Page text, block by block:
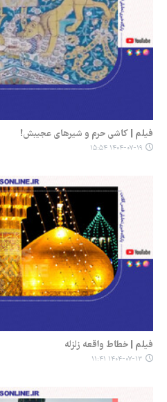
فیلم | کاشی حرم و شیرهای عجیبش!
۱۴۰۴-۰۷-۱۹ ۱۵:۵۴
فیلم | خطاط واقعه زلزله
۱۴۰۴-۰۷-۱۳ ۱۱:۴۱